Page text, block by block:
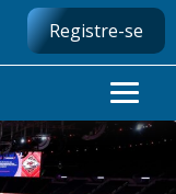
Registre-se